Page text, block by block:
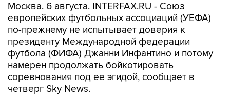
Москва. 6 августа. INTERFAX.RU - Союз
европейских футбольных ассоциаций (УЕФА)
по-прежнему не испытывает доверия к
президенту Международной федерации
футбола (ФИФА) Джанни Инфантино и потому
намерен продолжать бойкотировать
соревнования под ее эгидой, сообщает в
четверг Sky News.